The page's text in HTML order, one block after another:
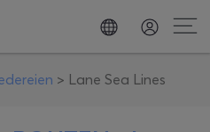
> Lane Sea Lines